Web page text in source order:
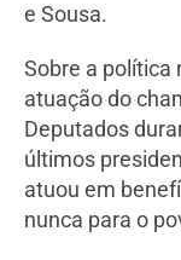
e Sousa.
Sobre a política
atuação do
Deputados
últimos
atuou em
nunca para o